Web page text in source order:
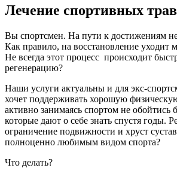
Лечение спортивных
Вы спортсмен. На пути к достижениям
Как правило, на восстановление уходит
Не всегда этот процесс происходит
регенерацию?
Наши услуги актуальны и для экс-
хочет поддерживать хорошую
активно занимаясь спортом не обойтись
которые дают о себе знать спустя годы.
ограничение подвижности и хруст
полноценно любимым видом спорта?
Что делать?